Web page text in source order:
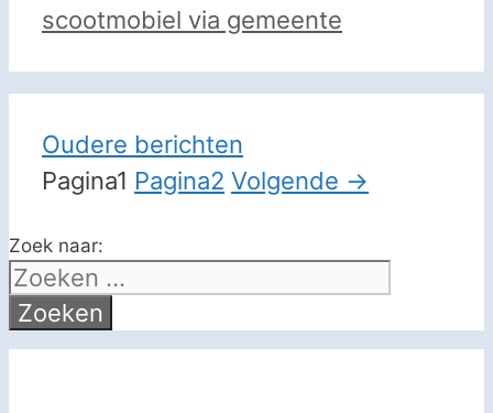
scootmobiel via gemeente
Oudere berichten
Pagina1 Pagina2 Volgende →
Zoek naar: